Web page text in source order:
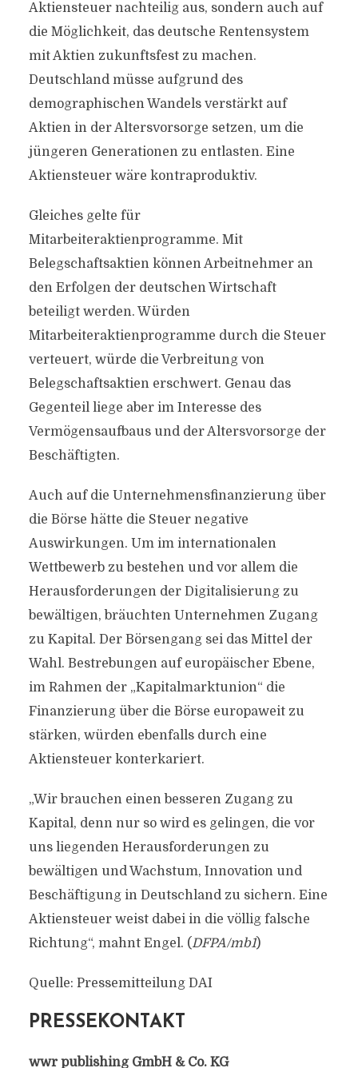
Aktiensteuer nachteilig aus, sondern auch auf
die Möglichkeit, das deutsche Rentensystem
mit Aktien zukunftsfest zu machen.
Deutschland müsse aufgrund des
demographischen Wandels verstärkt auf
Aktien in der Altersvorsorge setzen, um die
jüngeren Generationen zu entlasten. Eine
Aktiensteuer wäre kontraproduktiv.
Gleiches gelte für
Mitarbeiteraktienprogramme. Mit
Belegschaftsaktien können Arbeitnehmer an
den Erfolgen der deutschen Wirtschaft
beteiligt werden. Würden
Mitarbeiteraktienprogramme durch die Steuer
verteuert, würde die Verbreitung von
Belegschaftsaktien erschwert. Genau das
Gegenteil liege aber im Interesse des
Vermögensaufbaus und der Altersvorsorge der
Beschäftigten.
Auch auf die Unternehmensfinanzierung über
die Börse hätte die Steuer negative
Auswirkungen. Um im internationalen
Wettbewerb zu bestehen und vor allem die
Herausforderungen der Digitalisierung zu
bewältigen, bräuchten Unternehmen Zugang
zu Kapital. Der Börsengang sei das Mittel der
Wahl. Bestrebungen auf europäischer Ebene,
im Rahmen der „Kapitalmarktunion“ die
Finanzierung über die Börse europaweit zu
stärken, würden ebenfalls durch eine
Aktiensteuer konterkariert.
„Wir brauchen einen besseren Zugang zu
Kapital, denn nur so wird es gelingen, die vor
uns liegenden Herausforderungen zu
bewältigen und Wachstum, Innovation und
Beschäftigung in Deutschland zu sichern. Eine
Aktiensteuer weist dabei in die völlig falsche
Richtung“, mahnt Engel. (DFPA/mb1)
Quelle: Pressemitteilung DAI
PRESSEKONTAKT
wwr publishing GmbH & Co. KG